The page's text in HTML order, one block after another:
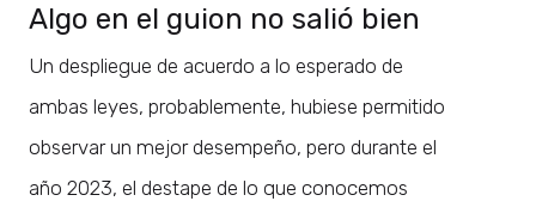
Algo en el guion no salió bien
Un despliegue de acuerdo a lo esperado de
ambas leyes, probablemente, hubiese permitido
observar un mejor desempeño, pero durante el
año 2023, el destape de lo que conocemos